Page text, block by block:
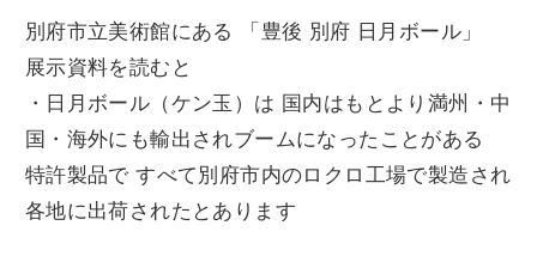
別府市立美術館にある 「豊後 別府 日月ボール」
展示資料を読むと
・日月ボール（ケン玉）は 国内はもとより満州・中
国・海外にも輸出されブームになったことがある
特許製品で すべて別府市内のロクロ工場で製造され
各地に出荷されたとあります